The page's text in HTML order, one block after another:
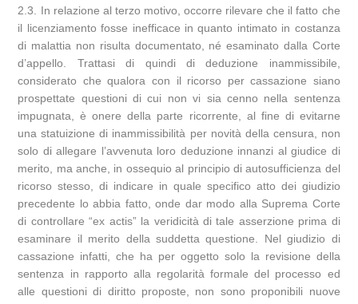
2.3. In relazione al terzo motivo, occorre rilevare che il fatto che
il licenziamento fosse inefficace in quanto intimato in costanza
di malattia non risulta documentato, né esaminato dalla Corte
d’appello. Trattasi di quindi di deduzione inammissibile,
considerato che qualora con il ricorso per cassazione siano
prospettate questioni di cui non vi sia cenno nella sentenza
impugnata, è onere della parte ricorrente, al fine di evitarne
una statuizione di inammissibilità per novità della censura, non
solo di allegare l’avvenuta loro deduzione innanzi al giudice di
merito, ma anche, in ossequio al principio di autosufficienza del
ricorso stesso, di indicare in quale specifico atto dei giudizio
precedente lo abbia fatto, onde dar modo alla Suprema Corte
di controllare “ex actis” la veridicità di tale asserzione prima di
esaminare il merito della suddetta questione. Nel giudizio di
cassazione infatti, che ha per oggetto solo la revisione della
sentenza in rapporto alla regolarità formale del processo ed
alle questioni di diritto proposte, non sono proponibili nuove